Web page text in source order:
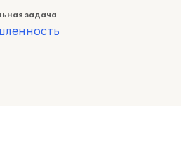
задача